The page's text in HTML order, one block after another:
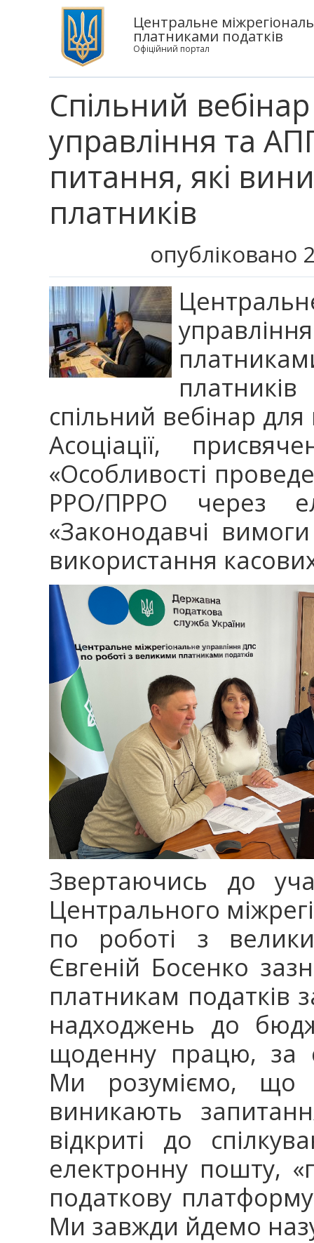
Центральне
платниками податків
Офіційний портал
Спільний
управління та
питання, які
платників
опубліковано
спільний вебінар для
Асоціації,
«Особливості
РРО/ПРРО через
«Законодавчі
використання
Звертаючись до
Центрального
по роботі з
Євгеній Босенко
платникам податків
надходжень до
щоденну працю, за
Ми розуміємо, що
виникають
відкриті до
електронну пошту,
податкову
Ми завжди йдемо